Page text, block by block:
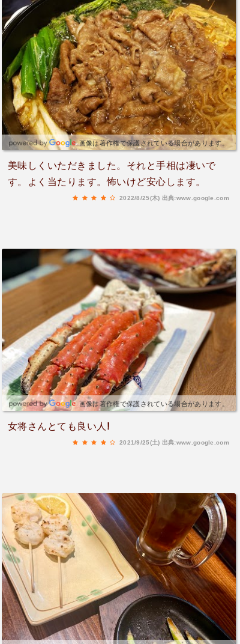
画像は著作権で保護されている場合があります。
美味しくいただきました。それと手相は凄いで
す。よく当たります。怖いけど安心します。
2022/8/25(木) 出典:www.google.com
画像は著作権で保護されている場合があります。
女将さんとても良い人!
2021/9/25(土) 出典:www.google.com